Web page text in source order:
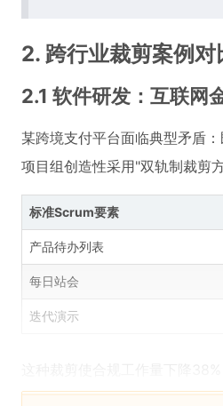
2. 跨行业裁剪案例对
2.1 软件研发：互联网
某跨境支付平台面临典型矛盾
项目组创造性采用"双轨制裁剪
标准Scrum要素
产品待办列表
每日站会
迭代演示
这种裁剪使合规工作量下降